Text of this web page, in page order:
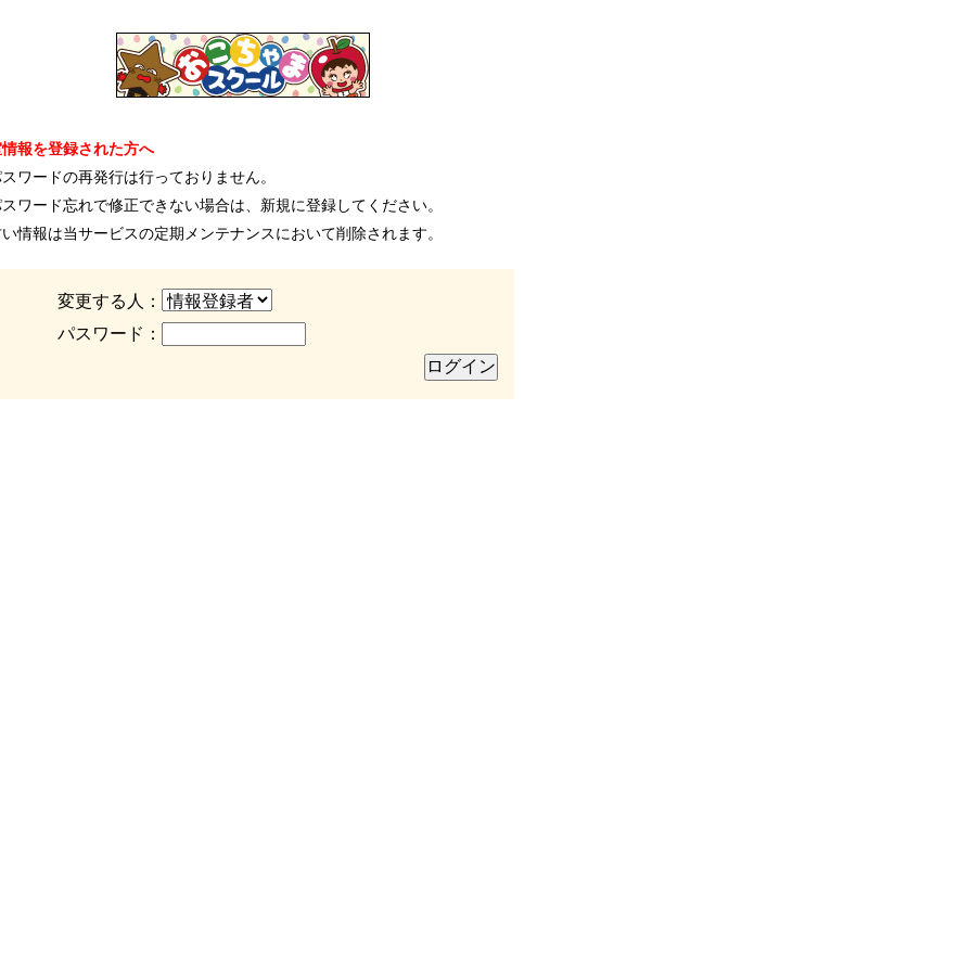
報を登録された方へ
スワードの再発行は行っておりません。
スワード忘れで修正できない場合は、新規に登録してください。
い情報は当サービスの定期メンテナンスにおいて削除されます。
変更する人：
パスワード：